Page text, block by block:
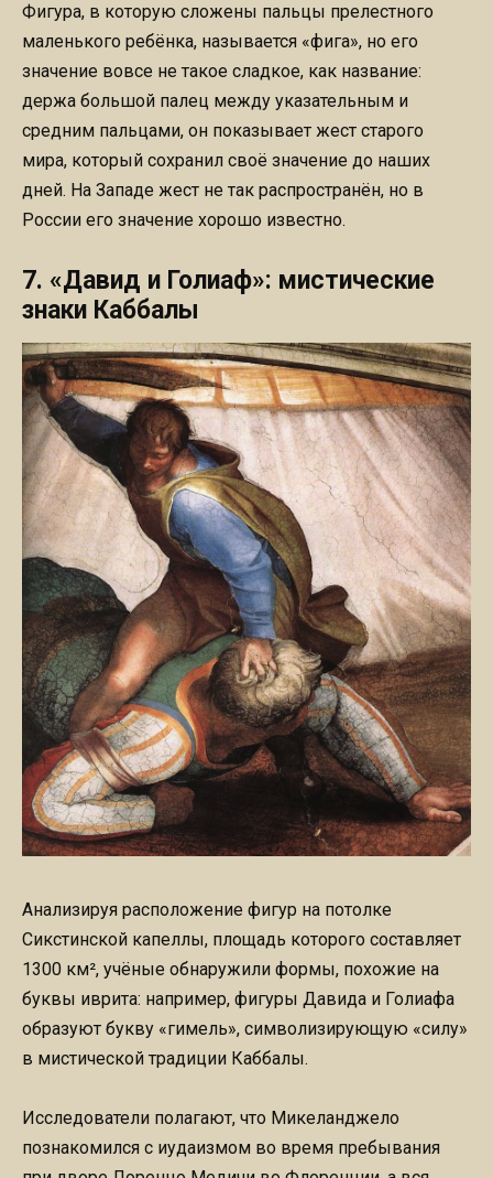
Фигура, в которую сложены пальцы прелестного
маленького ребёнка, называется «фига», но его
значение вовсе не такое сладкое, как название:
держа большой палец между указательным и
средним пальцами, он показывает жест старого
мира, который сохранил своё значение до наших
дней. На Западе жест не так распространён, но в
России его значение хорошо известно.
7. «Давид и Голиаф»: мистические
знаки Каббалы
Анализируя расположение фигур на потолке
Сикстинской капеллы, площадь которого составляет
1300 км², учёные обнаружили формы, похожие на
буквы иврита: например, фигуры Давида и Голиафа
образуют букву «гимель», символизирующую «силу»
в мистической традиции Каббалы.
Исследователи полагают, что Микеланджело
познакомился с иудаизмом во время пребывания